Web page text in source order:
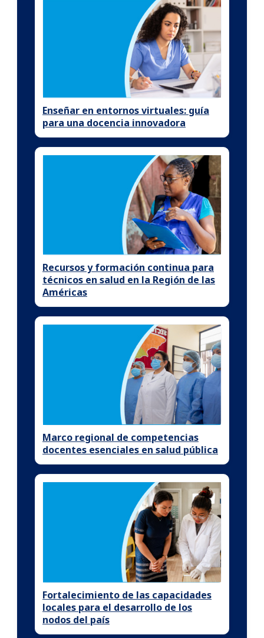
Enseñar en entornos virtuales: guía
para una docencia innovadora
Recursos y formación continua para
técnicos en salud en la Región de las
Américas
Marco regional de competencias
docentes esenciales en salud pública
Fortalecimiento de las capacidades
locales para el desarrollo de los
nodos del país